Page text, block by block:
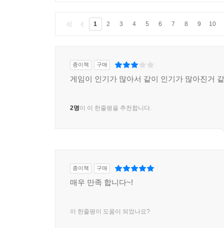
1 2 3 4 5 6 7 8 9 10
종이책 구매
게임이 인기가 많아서 같이 인기가 많아진거
2명이 이 한줄평을 추천합니다.
종이책 구매
매우 만족 합니다~!
이 한줄평이 도움이 되었나요?